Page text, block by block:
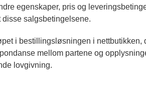
egenskaper, pris og
disse salgsbetingelsene.
i bestillingsløsningen i nettbutikken,
mellom partene og
lovgivning.